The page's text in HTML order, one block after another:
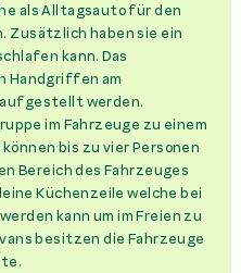
als Alltagsauto für den
haben sie ein
kann. Das
Handgriffen am
werden.
im Fahrzeuge zu einem
bis zu vier Personen
Bereich des Fahrzeuges
Küchenzeile welche bei
kann um im Freien zu
besitzen die Fahrzeuge